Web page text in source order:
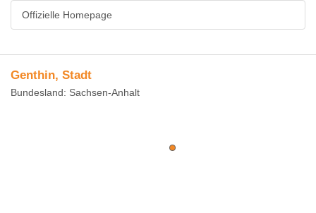
Offizielle Homepage
Genthin, Stadt
Bundesland: Sachsen-Anhalt